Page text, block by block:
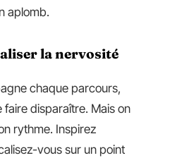
aplomb.
la nervosité
chaque parcours,
faire disparaître. Mais on
rythme. Inspirez
vous sur un point